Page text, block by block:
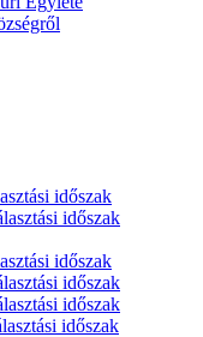
időszak
időszak
időszak
időszak
időszak
időszak